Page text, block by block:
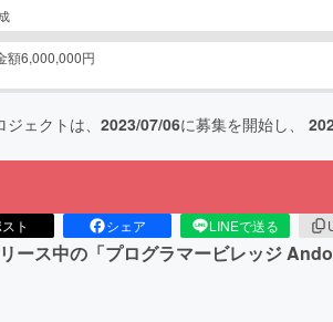
額6,000,000円
ェクトは、 2023/07/06に募集を開始し、
ト シェア LINEで送る
ース中の「プログラマービレッジ